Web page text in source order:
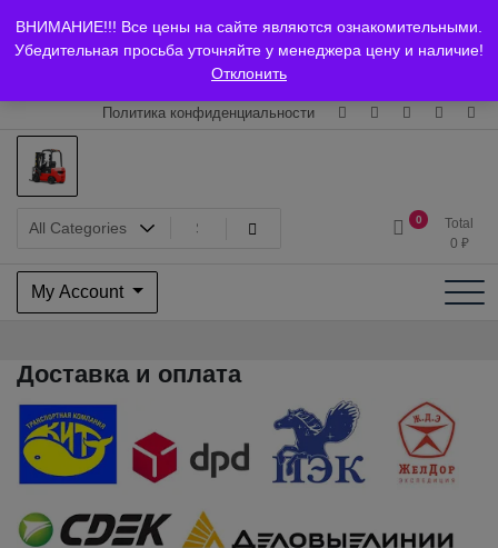
ВНИМАНИЕ!!! Все цены на сайте являются ознакомительными.
Убедительная просьба уточняйте у менеджера цену и наличие!
Отклонить
Главная
Магазин О Компании Каталоги
Сертификаты
Доставка и оплата
Гарантия
Политика конфиденциальности
Запчасти для вилочых
погрузчиков и
электротележек Balkancar
0
Total
0 ₽
My Account
Доставка и оплата